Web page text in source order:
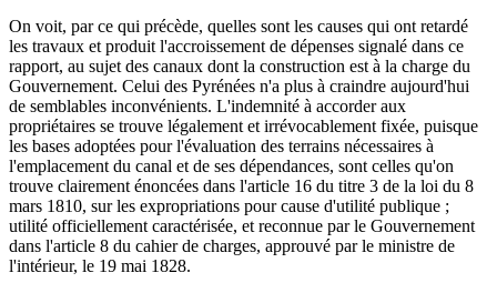
On voit, par ce qui précède, quelles sont les causes qui ont retardé
les travaux et produit l'accroissement de dépenses signalé dans ce
rapport, au sujet des canaux dont la construction est à la charge du
Gouvernement. Celui des Pyrénées n'a plus à craindre aujourd'hui
de semblables inconvénients. L'indemnité à accorder aux
propriétaires se trouve légalement et irrévocablement fixée, puisque
les bases adoptées pour l'évaluation des terrains nécessaires à
l'emplacement du canal et de ses dépendances, sont celles qu'on
trouve clairement énoncées dans l'article 16 du titre 3 de la loi du 8
mars 1810, sur les expropriations pour cause d'utilité publique ;
utilité officiellement caractérisée, et reconnue par le Gouvernement
dans l'article 8 du cahier de charges, approuvé par le ministre de
l'intérieur, le 19 mai 1828.